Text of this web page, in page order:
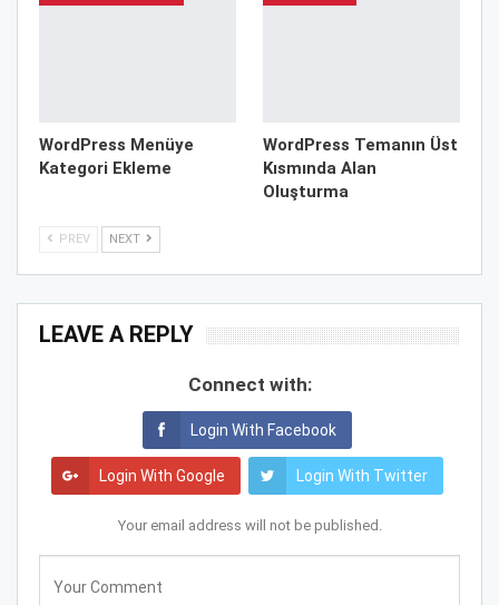
WordPress Menüye
Kategori Ekleme
WordPress Temanın Üst
Kısmında Alan
Oluşturma
PREV NEXT
LEAVE A REPLY
Connect with:
Login With Facebook
Login With Google Login With Twitter
Your email address will not be published.